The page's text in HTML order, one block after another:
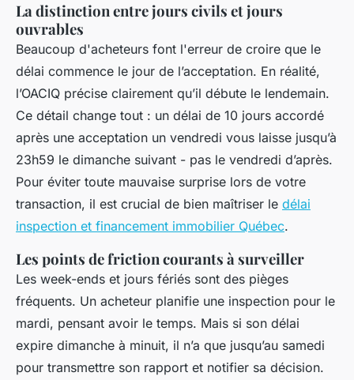
La distinction entre jours civils et jours
ouvrables
Beaucoup d'acheteurs font l'erreur de croire que le
délai commence le jour de l’acceptation. En réalité,
l’OACIQ précise clairement qu’il débute le lendemain.
Ce détail change tout : un délai de 10 jours accordé
après une acceptation un vendredi vous laisse jusqu’à
23h59 le dimanche suivant - pas le vendredi d’après.
Pour éviter toute mauvaise surprise lors de votre
transaction, il est crucial de bien maîtriser le délai
inspection et financement immobilier Québec.
Les points de friction courants à surveiller
Les week-ends et jours fériés sont des pièges
fréquents. Un acheteur planifie une inspection pour le
mardi, pensant avoir le temps. Mais si son délai
expire dimanche à minuit, il n’a que jusqu’au samedi
pour transmettre son rapport et notifier sa décision.